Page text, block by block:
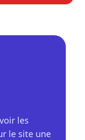
les
le site une